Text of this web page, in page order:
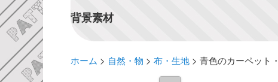
背景素材
ホーム > 自然・物 > 布・生地> 青色のカーペット